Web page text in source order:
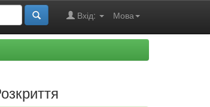
Мова
Вхід: